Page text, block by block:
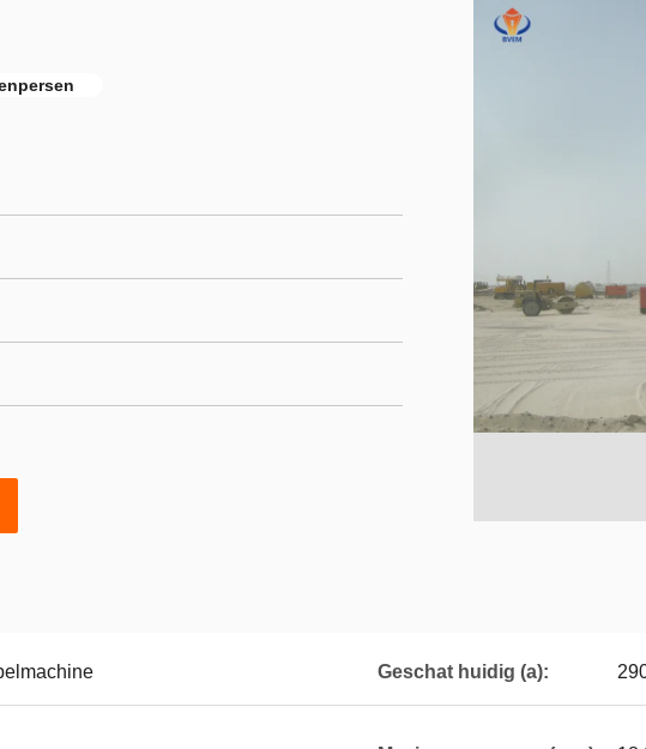
Geschat huidig (a):